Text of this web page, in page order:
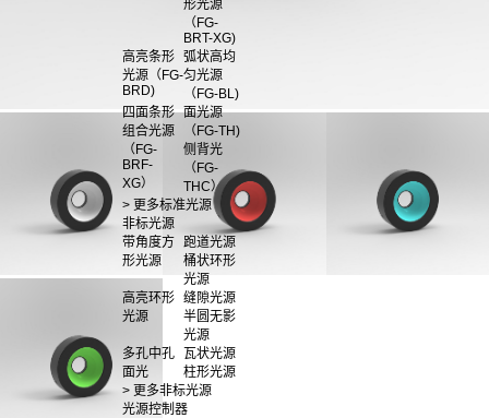
形光源
（FG-
BRT-XG)
高亮条形
光源（FG-
BRD)
弧状高均
匀光源
（FG-BL)
四面条形
组合光源
（FG-
BRF-
XG）
面光源
（FG-TH)
侧背光
（FG-
THC）
> 更多标准光源
非标光源
带角度方
形光源
跑道光源
桶状环形
光源
高亮环形
光源
缝隙光源
半圆无影
光源
多孔中孔
面光
瓦状光源
柱形光源
> 更多非标光源
光源控制器